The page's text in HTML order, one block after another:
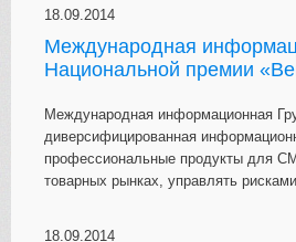
18.09.2014
Международная
Национальной премии
Международная информационная
диверсифицированная
профессиональные продукты для
товарных рынках, управлять
18.09.2014